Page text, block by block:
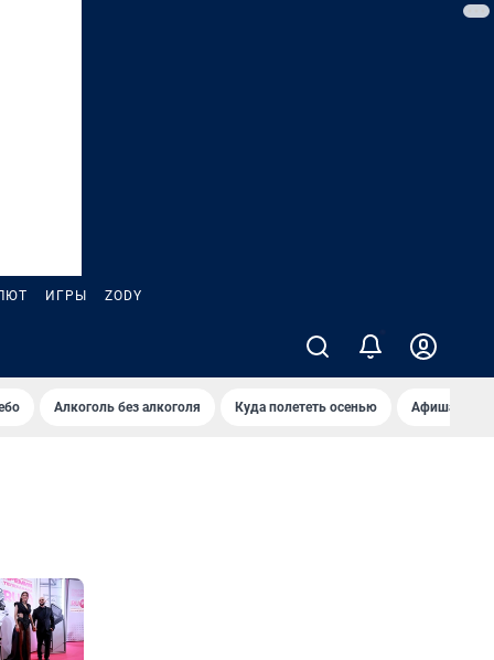
ИГРЫ ZODY
Алкоголь без алкоголя Куда полететь осенью Афиша на